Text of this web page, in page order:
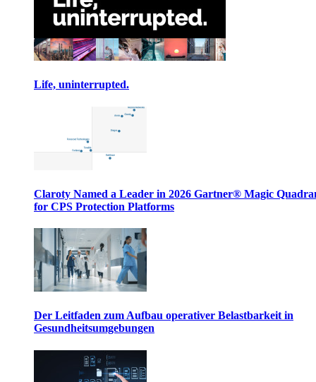
Life, uninterrupted.
Claroty Named a Leader in 2026 Gartner® Magic
for CPS Protection Platforms
Der Leitfaden zum Aufbau operativer Belastbarkeit in
Gesundheitsumgebungen